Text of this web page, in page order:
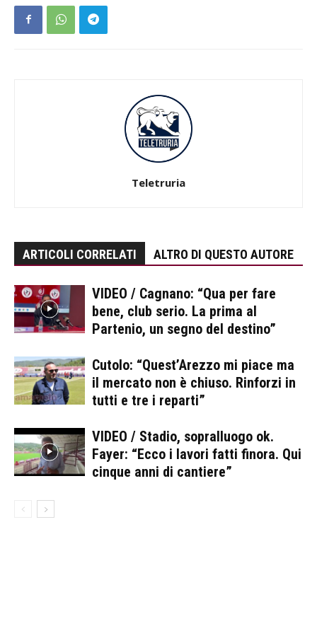
Teletruria
ARTICOLI CORRELATI ALTRO DI QUESTO AUTORE
VIDEO / Cagnano: “Qua per fare
bene, club serio. La prima al
Partenio, un segno del destino”
Cutolo: “Quest’Arezzo mi piace ma
il mercato non è chiuso. Rinforzi in
tutti e tre i reparti”
VIDEO / Stadio, sopralluogo ok.
Fayer: “Ecco i lavori fatti finora. Qui
cinque anni di cantiere”